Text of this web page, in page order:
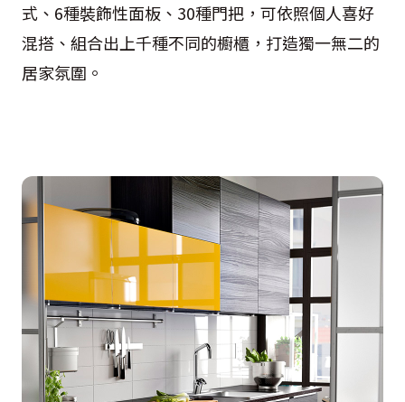
式、6種裝飾性面板、30種門把，可依照個人喜好
混搭、組合出上千種不同的櫥櫃，打造獨一無二的
居家氛圍。